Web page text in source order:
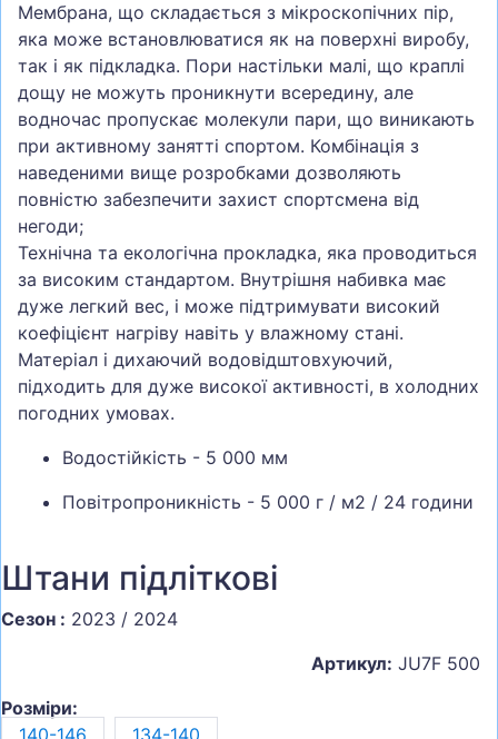
Мембрана, що складається з мікроскопічних пір,
яка може встановлюватися як на поверхні виробу,
так і як підкладка. Пори настільки малі, що краплі
дощу не можуть проникнути всередину, але
водночас пропускає молекули пари, що виникають
при активному занятті спортом. Комбінація з
наведеними вище розробками дозволяють
повністю забезпечити захист спортсмена від
негоди;
Технічна та екологічна прокладка, яка проводиться
за високим стандартом. Внутрішня набивка має
дуже легкий вес, і може підтримувати високий
коефіцієнт нагріву навіть у влажному стані.
Матеріал і дихаючий водовідштовхуючий,
підходить для дуже високої активності, в холодних
погодних умовах.
Водостійкість - 5 000 мм
Повітропроникність - 5 000 г / м2 / 24 години
Штани підліткові
Сезон : 2023 / 2024
Артикул: JU7F 500
Розміри:
140-146
134-140